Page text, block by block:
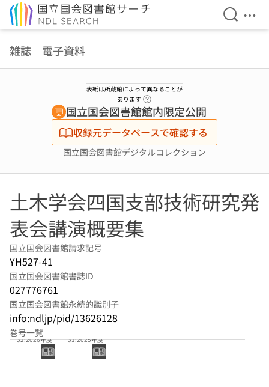
検索を
メ
雑誌 電子資料
表紙は所蔵館によって異なることが
あります
国立国会図書館館内限定公開
収録元データベースで確認する
国立国会図書館デジタルコレクション
土木学会四国支部技術研究発
表会講演概要集
国立国会図書館請求記号
YH527-41
国立国会図書館書誌ID
027776761
国立国会図書館永続的識別子
info:ndljp/pid/13626128
巻号一覧
32:2026年度 31:2025年度